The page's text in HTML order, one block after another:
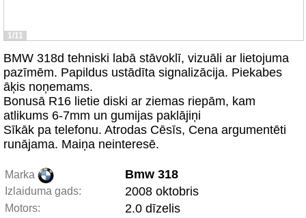
1/11
BMW 318d tehniski labā stāvoklī, vizuāli ar lietojuma
pazīmēm. Papildus ustādīta signalizācija. Piekabes
āķis noņemams.
Bonusā R16 lietie diski ar ziemas riepām, kam
atlikums 6-7mm un gumijas paklājiņi
Sīkāk pa telefonu. Atrodas Cēsīs, Cena argumentēti
runājama. Maiņa neinteresē.
Marka Bmw 318
Izlaiduma gads: 2008 oktobris
Motors: 2.0 dīzelis